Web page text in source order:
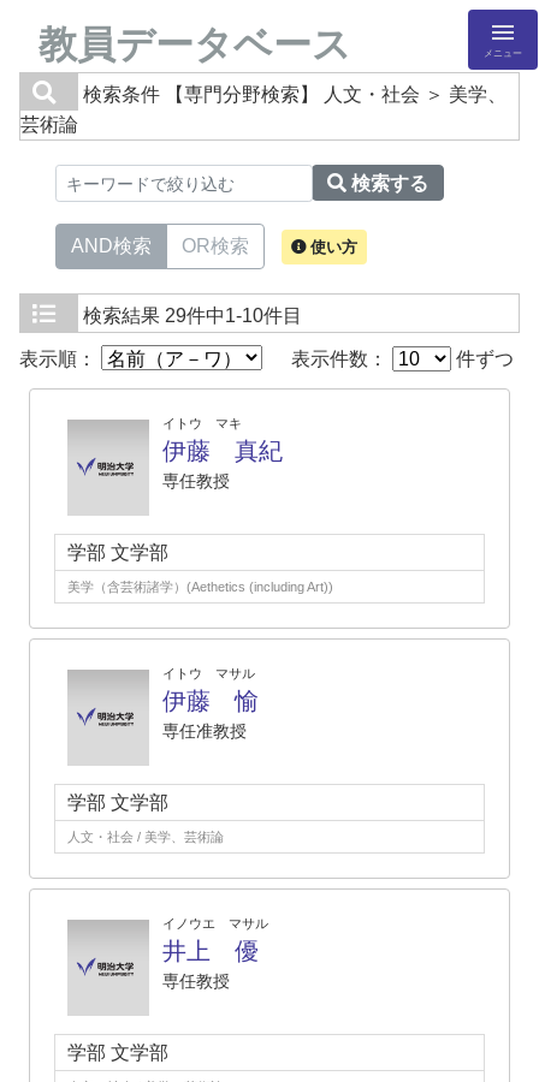
教員データベース メニュー
検索条件
【専門分野検索】 人文・社会 ＞ 美学、
芸術論
検索する
AND検索 OR検索 使い方
検索結果 29件中1-10件目
表示順： 表示件数： 件ずつ
イトウ マキ
伊藤 真紀
専任教授
学部 文学部
美学（含芸術諸学）(Aethetics (including Art))
イトウ マサル
伊藤 愉
専任准教授
学部 文学部
人文・社会 / 美学、芸術論
イノウエ マサル
井上 優
専任教授
学部 文学部